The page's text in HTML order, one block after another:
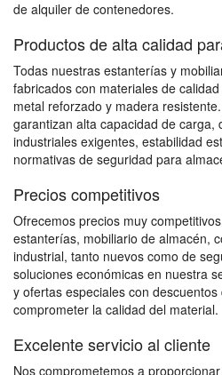
de alquiler de contenedores.
Productos de alta calidad
Todas nuestras estanterías y
fabricados con materiales de
metal reforzado y madera
garantizan alta capacidad de carga,
industriales exigentes, estabilidad
normativas de seguridad para
Precios competitivos
Ofrecemos precios muy
estanterías, mobiliario de almacén,
industrial, tanto nuevos como de
soluciones económicas en nuestra
y ofertas especiales con
comprometer la calidad del material.
Excelente servicio al cliente
Nos comprometemos a